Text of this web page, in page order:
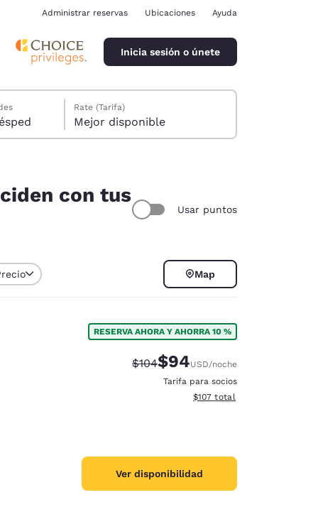
Administrar reservas Ubicaciones Ayuda
Inicia sesión o únete
1 huésped
Rate (Tarifa)
Mejor disponible
con tus
Usar puntos
Map
RESERVA AHORA Y AHORRA 10 %
Precio tachado:
$104Precio con descuento:
$94USD/noche
Tarifa para socios
Ver detalles del total
$107 total
Ver disponibilidad